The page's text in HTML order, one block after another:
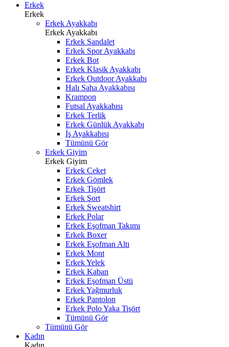
Erkek
Erkek
Erkek Ayakkabı
Erkek Ayakkabı
Erkek Sandalet
Erkek Spor Ayakkabı
Erkek Bot
Erkek Klasik Ayakkabı
Erkek Outdoor Ayakkabı
Halı Saha Ayakkabısı
Krampon
Futsal Ayakkabısı
Erkek Terlik
Erkek Günlük Ayakkabı
İş Ayakkabısı
Tümünü Gör
Erkek Giyim
Erkek Giyim
Erkek Ceket
Erkek Gömlek
Erkek Tişört
Erkek Şort
Erkek Sweatshirt
Erkek Polar
Erkek Eşofman Takımı
Erkek Boxer
Erkek Eşofman Altı
Erkek Mont
Erkek Yelek
Erkek Kaban
Erkek Eşofman Üstü
Erkek Yağmurluk
Erkek Pantolon
Erkek Polo Yaka Tişört
Tümünü Gör
Tümünü Gör
Kadın
Kadın